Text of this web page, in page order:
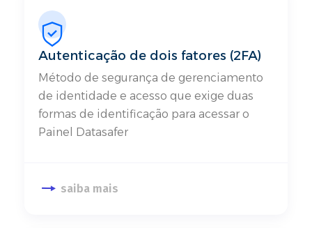
Autenticação de dois fatores (2FA)
Método de segurança de gerenciamento
de identidade e acesso que exige duas
formas de identificação para acessar o
Painel Datasafer​
saiba mais